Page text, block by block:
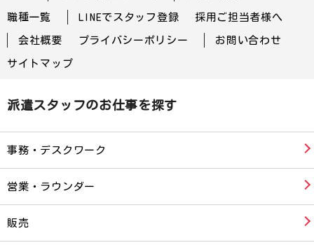
職種一覧 LINEでスタッフ登録 採用ご担当者様へ
会社概要 プライバシーポリシー お問い合わせ
サイトマップ
派遣スタッフのお仕事を探す
事務・デスクワーク
営業・ラウンダー
販売